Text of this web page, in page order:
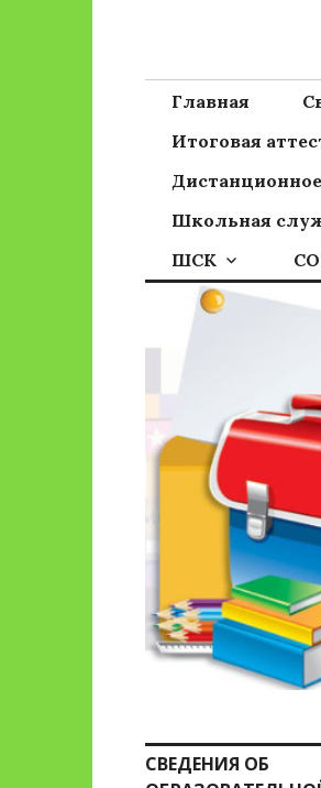
Сайт
Главная
Итоговая
Школьная
ШСК
СВЕДЕНИЯ ОБ